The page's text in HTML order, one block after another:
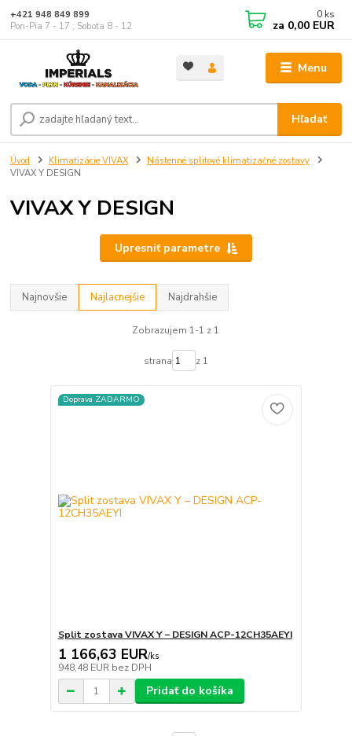
Menu
Hľadať
+421 948 849 899
Pon-Pia 7 - 17 ; Sobota 8 - 12
0 ks
za 0,00 EUR
Úvod Klimatizácie VIVAX
Nástenné splitové klimatizačné zostavy
VIVAX Y DESIGN
VIVAX Y DESIGN
Upresniť parametre
Najnovšie Najlacnejšie Najdrahšie
Zobrazujem 1-1 z 1
strana z 1
Doprava ZADARMO
Split zostava VIVAX Y – DESIGN ACP-12CH35AEYI
1 166,63 EUR/ks
948,48 EUR bez DPH
Pridať do košíka